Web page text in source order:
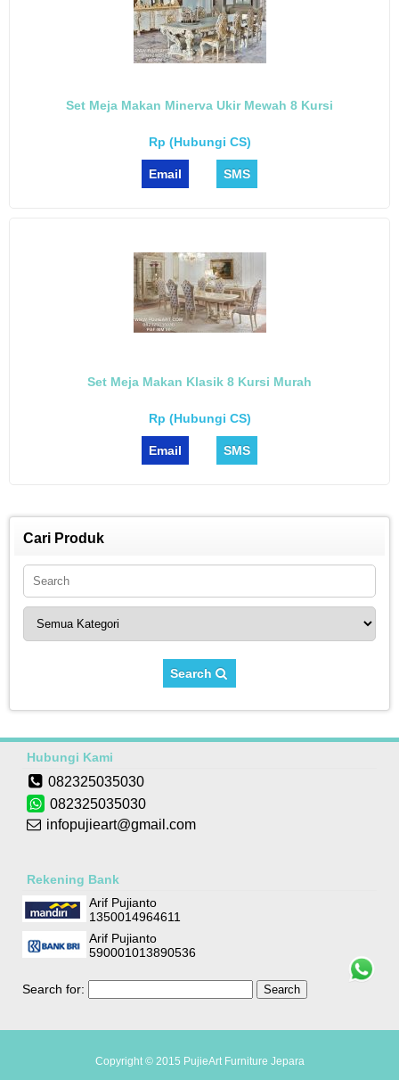
Set Meja Makan Minerva Ukir Mewah 8 Kursi
Rp (Hubungi CS)
Email SMS
Set Meja Makan Klasik 8 Kursi Murah
Rp (Hubungi CS)
Email SMS
Cari Produk
Search
Hubungi Kami
082325035030
082325035030
infopujieart@gmail.com
Rekening Bank
Arif Pujianto
1350014964611
Arif Pujianto
590001013890536
Search for:
Copyright © 2015 PujieArt Furniture Jepara